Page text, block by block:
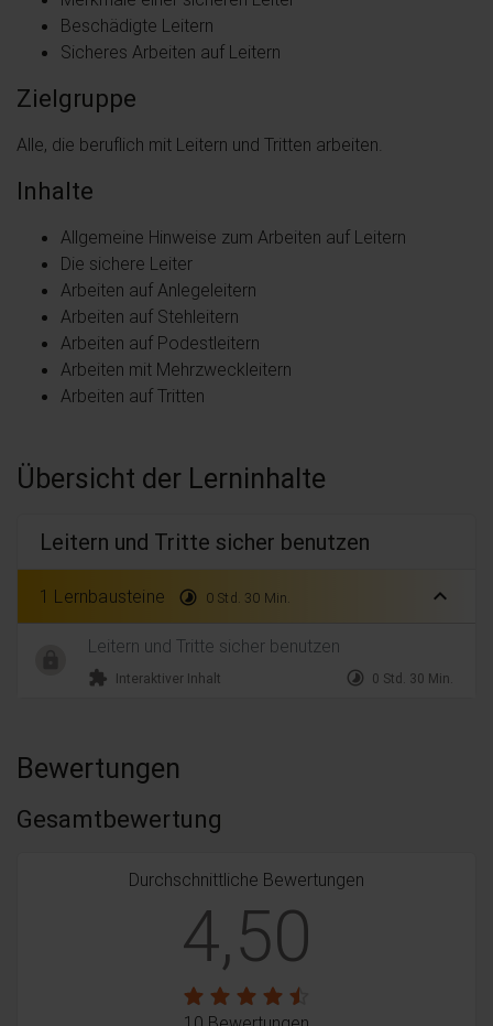
Beschädigte Leitern
Sicheres Arbeiten auf Leitern
Zielgruppe
Alle, die beruflich mit Leitern und Tritten arbeiten.
Inhalte
Allgemeine Hinweise zum Arbeiten auf Leitern
Die sichere Leiter
Arbeiten auf Anlegeleitern
Arbeiten auf Stehleitern
Arbeiten auf Podestleitern
Arbeiten mit Mehrzweckleitern
Arbeiten auf Tritten
Übersicht der Lerninhalte
Leitern und Tritte sicher benutzen
1 Lernbausteine timelapse 0 Std. 30 Min. expand_less
Leitern und Tritte sicher benutzen
extension Interaktiver Inhalt timelapse 0 Std. 30 Min.
Bewertungen
Gesamtbewertung
Durchschnittliche Bewertungen
4,50